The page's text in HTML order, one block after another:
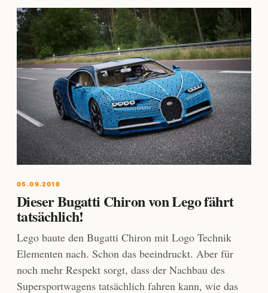
05.09.2018
Dieser Bugatti Chiron von Lego fährt
tatsächlich!
Lego baute den Bugatti Chiron mit Logo Technik
Elementen nach. Schon das beeindruckt. Aber für
noch mehr Respekt sorgt, dass der Nachbau des
Supersportwagens tatsächlich fahren kann, wie das